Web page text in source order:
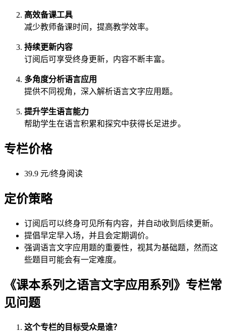
高效备课工具
减少教师备课时间，提高教学效率。
持续更新内容
订阅后可享受终身更新，内容不断丰富。
多角度分析语言应用
提供不同视角，深入解析语言文字应用题。
提升学生语言能力
帮助学生在语言积累和探究中获得长足进步。
专栏价格
39.9 元/终身阅读
定价策略
订阅后可以终身可见所有内容，并自动收到后续更新。
提倡早定早入场，并且会定期调价。
强调语言文字应用题的重要性，视其为基础题，然而这
些题目可能会有一定难度。
《课本系列之语言文字应用系列》专栏常
见问题
这个专栏的目标受众是谁？